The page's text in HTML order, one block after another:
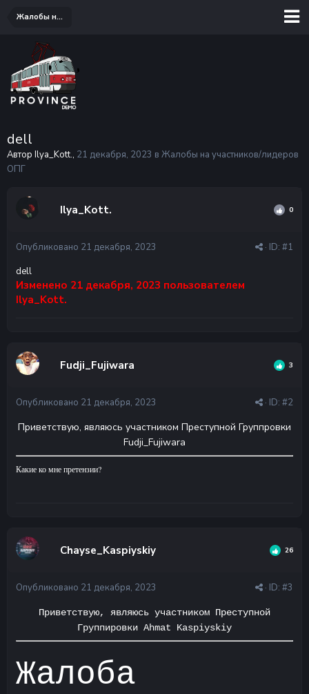
Жалобы на участников/лидеров ОПГ
dell
Автор Ilya_Kott., 21 декабря, 2023 в Жалобы на участников/лидеров
ОПГ
Ilya_Kott. 0
· ID: #1
Опубликовано 21 декабря, 2023
dell
Изменено 21 декабря, 2023 пользователем
Ilya_Kott.
Fudji_Fujiwara 3
· ID: #2
Опубликовано 21 декабря, 2023
Приветствую, являюсь участником Преступной Группровки
Fudji_Fujiwara
Какие ко мне претензии?
Chayse_Kaspiyskiy 26
· ID: #3
Опубликовано 21 декабря, 2023
Приветствую, являюсь участником Преступной
Группировки Ahmat Kaspiyskiy
Жалоба